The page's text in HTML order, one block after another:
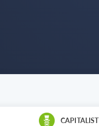
CAPITALIST